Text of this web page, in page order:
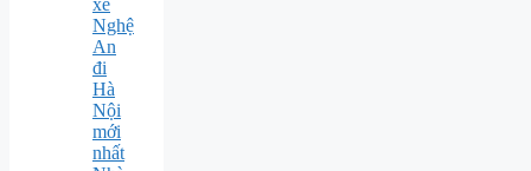
xe
Nghệ
An
đi
Hà
Nội
mới
nhất